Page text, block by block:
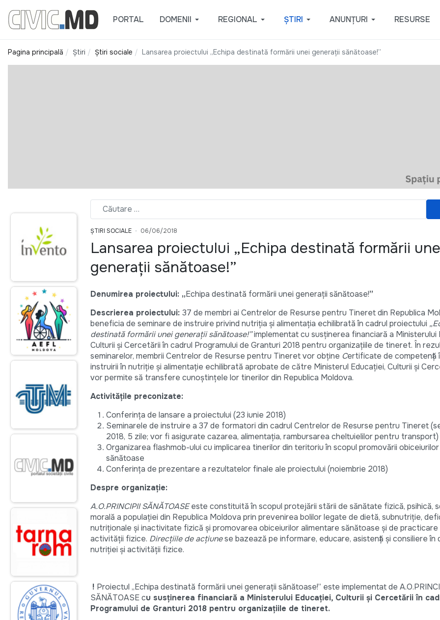
PORTAL DOMENII REGIONAL ȘTIRI ANUNȚURI RESURSE
Pagina principală Știri Știri sociale Lansarea proiectului „Echipa destinată formării unei generații sănătoase!”
ȘTIRI SOCIALE 06/06/2018
Lansarea proiectului „Echipa destinată formării
generații sănătoase!”
Denumirea proiectului: „Echipa destinată formării unei generații sănătoase!”
Descrierea proiectului: 37 de membri ai Centrelor de Resurse pentru Tineret din Republica
beneficia de seminare de instruire privind nutriția și alimentația echilibrată în cadrul proiectului „
destinată formării unei generații sănătoase!”implementat cu susținerea financiară a Ministerului
Culturii și Cercetării în cadrul Programului de Granturi 2018 pentru organizațiile de tineret. În
seminarelor, membrii Centrelor de Resurse pentru Tineret vor obține Certificate de competență
instruirii în nutriție și alimentație echilibrată aprobate de către Ministerul Educației, Culturii și
vor permite să transfere cunoștințele lor tinerilor din Republica Moldova.
Activitățile preconizate:
Conferința de lansare a proiectului (23 iunie 2018)
Seminarele de instruire a 37 de formatori din cadrul Centrelor de Resurse pentru Tineret
2018, 5 zile; vor fi asigurate cazarea, alimentația, rambursarea cheltuielilor pentru transport)
Organizarea flashmob-ului cu implicarea tinerilor din teritoriu în scopul promovării
sănătoase
Conferința de prezentare a rezultatelor finale ale proiectului (noiembrie 2018)
Despre organizație:
A.O.PRINCIPII SĂNĂTOASEeste constituită în scopul protejării stării de sănătate fizică, psihică,
morală a populaţiei din Republica Moldova prin prevenirea bolilor legate de dietă, subnutriţie,
nutriţionale şi inactivitate fizică şi promovarea obiceiurilor alimentare sănătoase şi de practicare
activităţii fizice. Direcțiile de acțiunese bazează pe informare, educare, asistenţă şi consiliere în
nutriţiei şi activităţii fizice.
! Proiectul „Echipa destinată formării unei generații sănătoase!” este implementat de
SĂNĂTOASE cu susținerea financiară a Ministerului Educației, Culturii și Cercetării în
Programului de Granturi 2018 pentru organizațiile de tineret.